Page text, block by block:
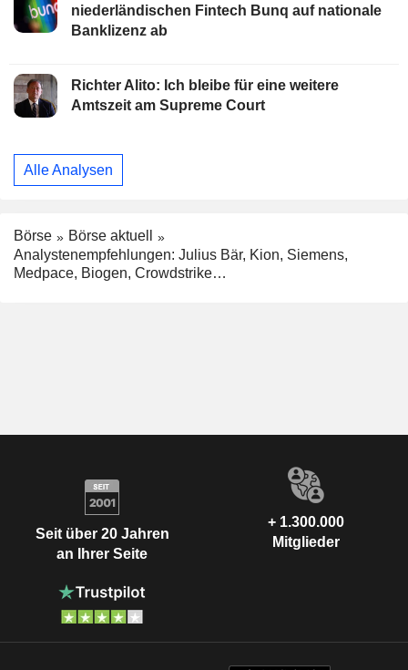
niederländischen Fintech Bunq auf nationale
Banklizenz ab
Richter Alito: Ich bleibe für eine weitere
Amtszeit am Supreme Court
Alle Analysen
Börse
Börse aktuell
Analystenempfehlungen: Julius Bär, Kion, Siemens,
Medpace, Biogen, Crowdstrike…
Seit über 20 Jahren
an Ihrer Seite
+ 1.300.000
Mitglieder